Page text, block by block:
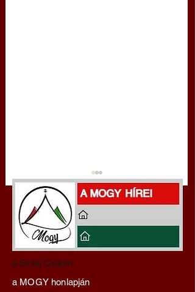
A háború kisiklott, a
diplomáciának nem
maradt tere (Alastair
a Szilaj Csikón
a MOGY honlapján